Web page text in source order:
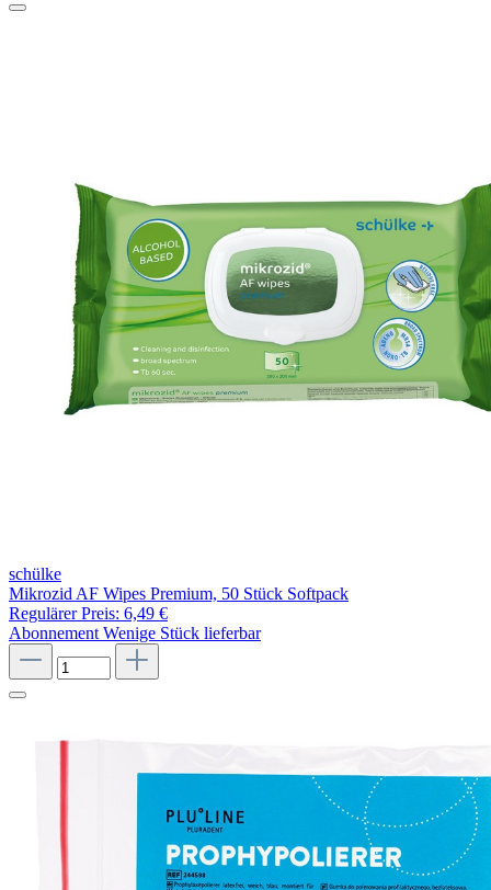
schülke
Mikrozid AF Wipes Premium, 50 Stück Softpack
Regulärer Preis: 6,49 €
Abonnement Wenige Stück lieferbar